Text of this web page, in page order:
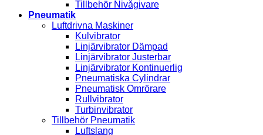
Tillbehör Nivågivare
Pneumatik
Luftdrivna Maskiner
Kulvibrator
Linjärvibrator Dämpad
Linjärvibrator Justerbar
Linjärvibrator Kontinuerlig
Pneumatiska Cylindrar
Pneumatisk Omrörare
Rullvibrator
Turbinvibrator
Tillbehör Pneumatik
Luftslang